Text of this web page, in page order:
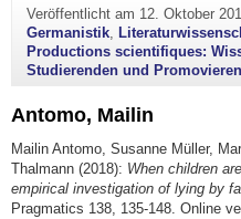
Veröffentlicht am 12. Oktober
Germanistik,
Productions scientifiques:
Studierenden und
Antomo, Mailin
Mailin Antomo, Susanne Müller,
Thalmann (2018): When children
empirical investigation of lying by
Pragmatics 138, 135-148. Online